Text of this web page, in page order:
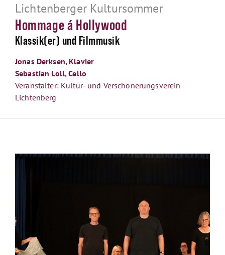
Lichtenberger Kultursommer
Hommage á Hollywood
Klassik(er) und Filmmusik
Jonas Derksen, Klavier
Sebastian Loll, Cello
Veranstalter: Kultur- und Verschönerungsverein
Lichtenberg